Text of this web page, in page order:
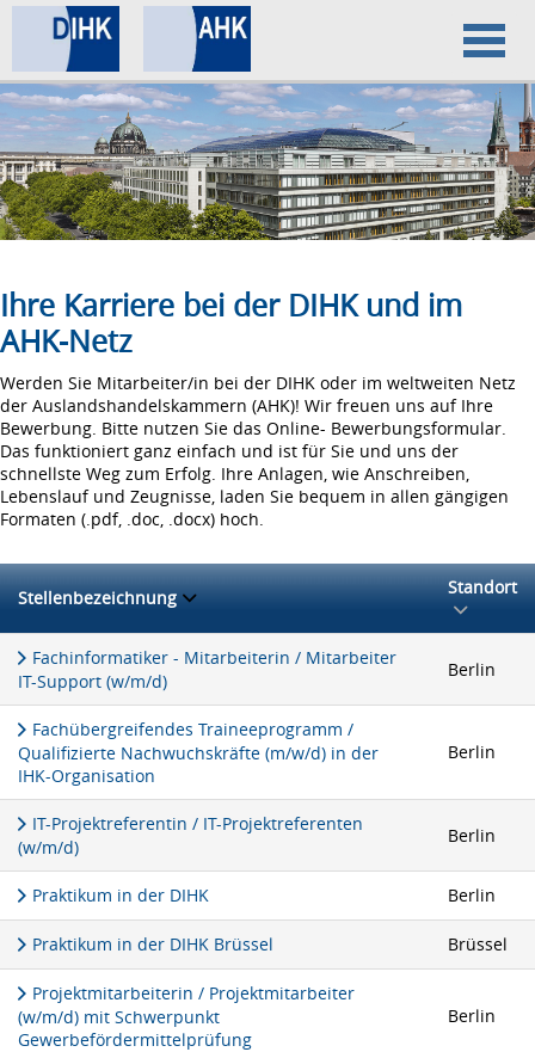
Home
Datenschutz
Impressum
Ihre Karriere bei der DIHK und im
AHK-Netz
Werden Sie Mitarbeiter/in bei der DIHK oder im weltweiten Netz
der Auslandshandelskammern (AHK)! Wir freuen uns auf Ihre
Bewerbung. Bitte nutzen Sie das Online- Bewerbungsformular.
Das funktioniert ganz einfach und ist für Sie und uns der
schnellste Weg zum Erfolg. Ihre Anlagen, wie Anschreiben,
Lebenslauf und Zeugnisse, laden Sie bequem in allen gängigen
Formaten (.pdf, .doc, .docx) hoch.
Stellenbezeichnung Standort
Fachinformatiker - Mitarbeiterin / Mitarbeiter
IT-Support (w/m/d)
Berlin
Fachübergreifendes Traineeprogramm /
Qualifizierte Nachwuchskräfte (m/w/d) in der
IHK-Organisation
Berlin
IT-Projektreferentin / IT-Projektreferenten
(w/m/d)
Berlin
Praktikum in der DIHK Berlin
Praktikum in der DIHK Brüssel Brüssel
Projektmitarbeiterin / Projektmitarbeiter
(w/m/d) mit Schwerpunkt
Gewerbefördermittelprüfung
Berlin